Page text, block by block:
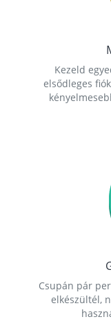
Kezeld
elsődleges
Csupán pár
elkészültél,